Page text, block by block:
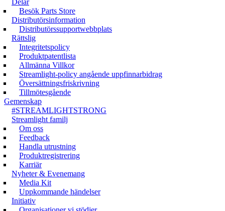
Delar
Besök Parts Store
Distributörsinformation
Distributörssupportwebbplats
Rättslig
Integritetspolicy
Produktpatentlista
Allmänna Villkor
Streamlight-policy angående uppfinnarbidrag
Översättningsfriskrivning
Tillmötesgående
Gemenskap
#STREAMLIGHTSTRONG
Streamlight familj
Om oss
Feedback
Handla utrustning
Produktregistrering
Karriär
Nyheter & Evenemang
Media Kit
Uppkommande händelser
Initiativ